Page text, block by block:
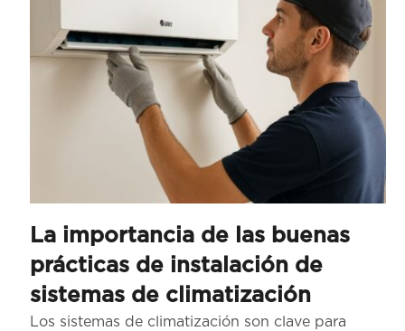
La importancia de las buenas
prácticas de instalación de
sistemas de climatización
Los sistemas de climatización son clave para